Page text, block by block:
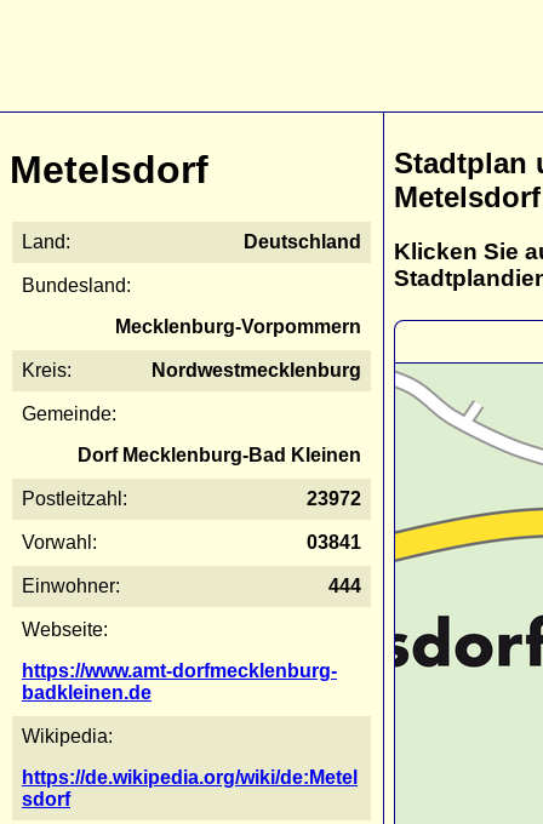
Metelsdorf
Land: Deutschland
Bundesland:
Mecklenburg-Vorpommern
Kreis: Nordwestmecklenburg
Gemeinde:
Dorf Mecklenburg-Bad Kleinen
Postleitzahl: 23972
Vorwahl: 03841
Einwohner: 444
Webseite:
https://www.amt-dorfmecklenburg-
badkleinen.de
Wikipedia:
https://de.wikipedia.org/wiki/de:Metel
sdorf
Stadtplan
Metelsdorf
Klicken Sie